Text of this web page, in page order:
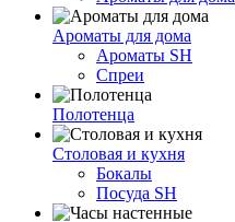
Ароматы для дома
Ароматы SH
Спреи
Полотенца
Столовая и кухня
Бокалы
Посуда SH